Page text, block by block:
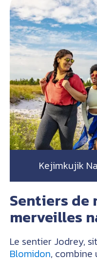
Kejimkujik
Sentiers de
merveilles
Le sentier Jodrey,
Blomidon, combine